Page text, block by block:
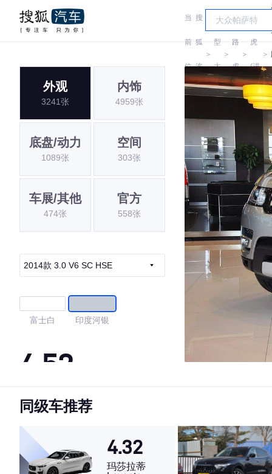
当
前
位
置:
搜
狐
汽
＞
车
型
大
全
＞
路
虎
＞
路
虎
(进
口)
＞
外观
3241张
内饰
4959张
底盘/动力
1089张
空间
303张
车展/其他
474张
官方
558张
2014款 3.0 V6 SC HSE
富士白 印度河银
4.52
·外观表现一般，低于57%同级车
·空间表现一般，低于89%同级车
同级车推荐
4.32
玛莎拉蒂